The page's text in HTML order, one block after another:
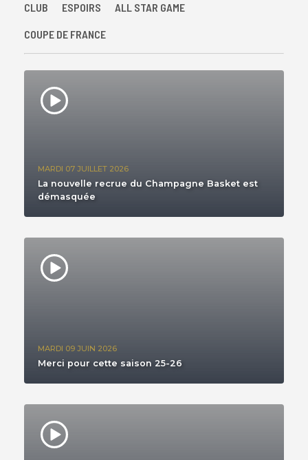
CLUB ESPOIRS ALL STAR GAME
COUPE DE FRANCE
MARDI 07 JUILLET 2026
La nouvelle recrue du Champagne Basket est
démasquée
MARDI 09 JUIN 2026
Merci pour cette saison 25-26